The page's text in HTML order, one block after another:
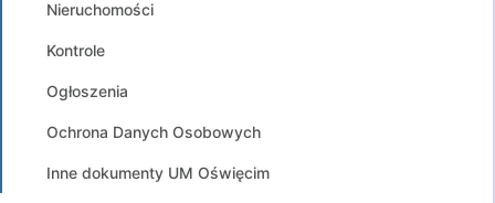
Nieruchomości
Kontrole
Ogłoszenia
Ochrona Danych Osobowych
Inne dokumenty UM Oświęcim